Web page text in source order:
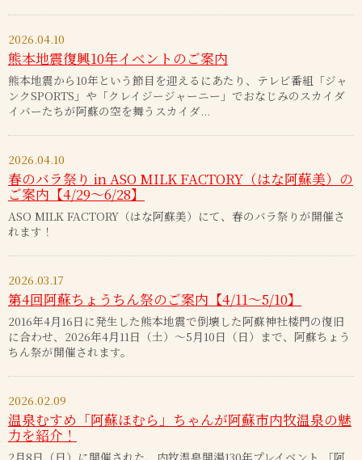
2026.04.10
熊本地震復興10年イベントのご案内
熊本地震から10年という節目を迎えるにあたり、テレビ番組「ジャ
ンクSPORTS」や「クレイジージャーニー」でおなじみのスカイダ
イバーたちが阿蘇の空を舞うスカイダ...
2026.04.10
春のバラ祭り in ASO MILK FACTORY（はな阿蘇美）の
ご案内【4/29～6/28】
ASO MILK FACTORY（はな阿蘇美）にて、春のバラ祭りが開催さ
れます！
2026.03.17
第4回阿蘇ちょうちん祭のご案内【4/11～5/10】
2016年4月16日に発生した熊本地震で倒壊した阿蘇神社楼門の復旧
に合わせ、2026年4月11日（土）～5月10日（日）まで、阿蘇ちょう
ちん祭が開催されます。
2026.02.09
温泉むすめ「阿蘇ほむら」ちゃんが阿蘇市内牧温泉の魅
力を紹介！
2月8日（日）に開催された、内牧温泉開湯130年プレイベント 「阿